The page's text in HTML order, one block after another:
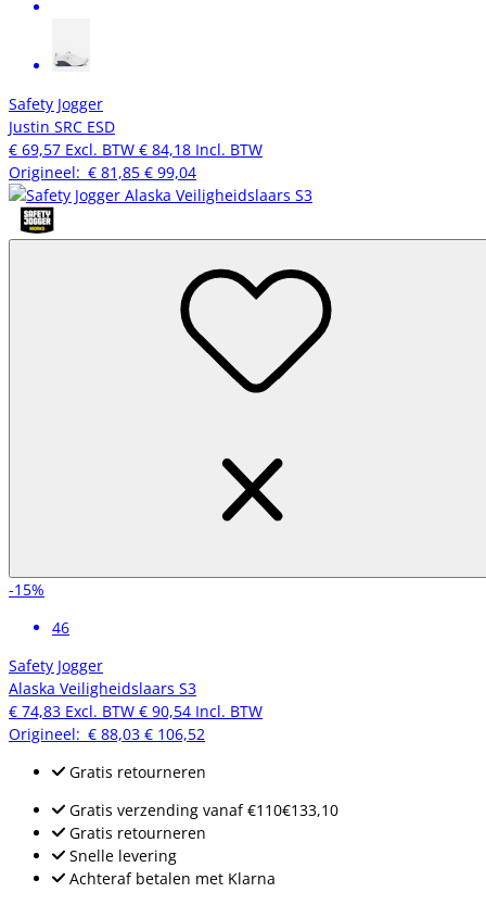
Safety Jogger
Justin SRC ESD
€ 69,57 Excl. BTW € 84,18 Incl. BTW
Origineel: € 81,85 € 99,04
-15%
46
Safety Jogger
Alaska Veiligheidslaars S3
€ 74,83 Excl. BTW € 90,54 Incl. BTW
Origineel: € 88,03 € 106,52
Gratis retourneren
Gratis verzending vanaf€110€133,10
Gratis retourneren
Snelle levering
Achteraf betalen met Klarna